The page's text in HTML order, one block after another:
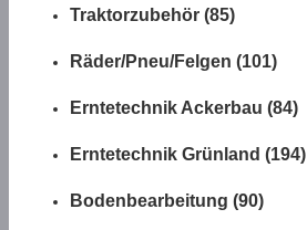
Traktorzubehör (85)
Räder/Pneu/Felgen (101)
Erntetechnik Ackerbau (84)
Erntetechnik Grünland (194)
Bodenbearbeitung (90)